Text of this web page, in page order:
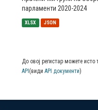
парламенти 2020-2024
XLSX JSON
До овој регистар можете
API (види API документи)